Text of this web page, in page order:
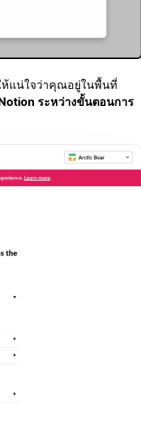
ห้แน่ใจว่าคุณอยู่ในพื้นที่
ระหว่างขั้นตอนการ